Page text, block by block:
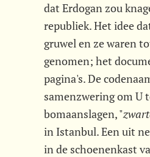
dat Erdogan zou
republiek. Het idee
gruwel en ze waren
genomen; het
pagina's. De
samenzwering om U
bomaanslagen, "
in Istanbul. Een uit
in de schoenenkast